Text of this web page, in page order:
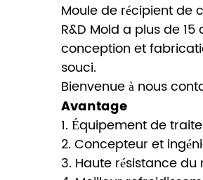
Moule de récipient de
R&D Mold a plus de
conception et
souci.
Bienvenue à nous
Avantage
1. Équipement de
2. Concepteur et
3. Haute résistance du